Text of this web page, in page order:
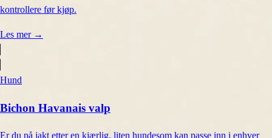
kontrollere før kjøp.
Les mer →
Hund
Bichon Havanais valp
Er du på jakt etter en kjærlig, liten hundesom kan passe inn i enhver